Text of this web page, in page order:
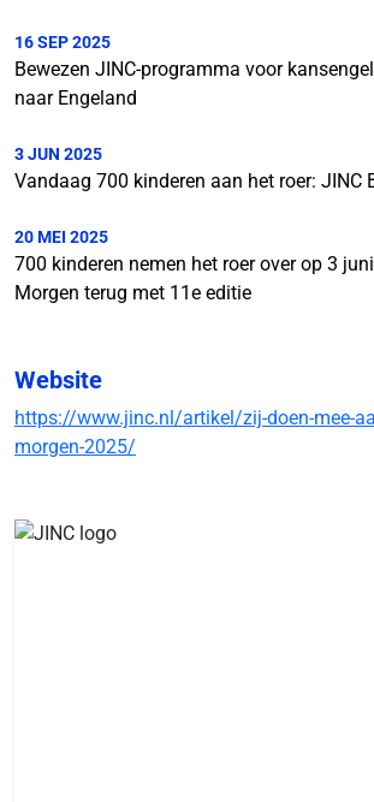
16 SEP 2025
Bewezen JINC-programma voor
naar Engeland
3 JUN 2025
Vandaag 700 kinderen aan het roer: JINC
20 MEI 2025
700 kinderen nemen het roer over op 3
Morgen terug met 11e editie
Website
https://www.jinc.nl/artikel/zij-doen-mee-
morgen-2025/